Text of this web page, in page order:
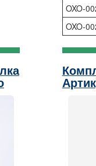
OXO-
OXO-